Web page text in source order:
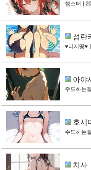
햄스터 |
섬란
♥디지땅♥
아야
주도하는
호시
주도하는
치사